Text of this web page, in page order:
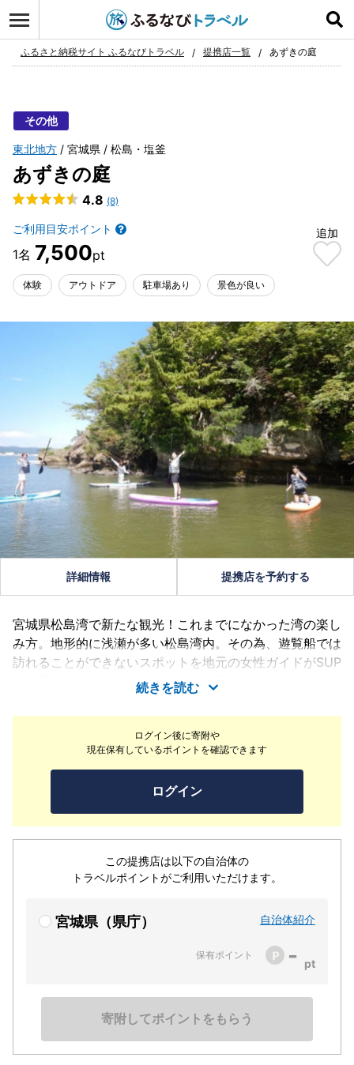
お気に入り
ふるさと納税サイト ふるなびトラベル 提携店一覧 あずきの庭
その他
東北地方 宮城県 松島・塩釜
あずきの庭
4.8 (8)
ご利用目安ポイント
7,500
追加
体験 アウトドア 駐車場あり 景色が良い
ログイン後に寄附や
現在保有しているポイントを確認できます
ログイン
この提携店は以下の自治体の
トラベルポイントがご利用いただけます。
宮城県（県庁） 自治体紹介
保有ポイント -
寄附してポイントをもらう
詳細情報 提携店を予約する
宮城県松島湾で新たな観光！これまでになかった湾の楽し
み方。地形的に浅瀬が多い松島湾内。その為、遊覧船では
訪れることができないスポットを地元の女性ガイドがSUP
でご案内するエコツアーです。3.11津波によって失われて
しまった海と人との繋がりを取り戻し、新たな観光でゲス
トさまと感動体験を共にします。松島湾内の美しい景観に
癒され、心も美しくなれる体験をガイドと一緒に楽しみま
続きを読む